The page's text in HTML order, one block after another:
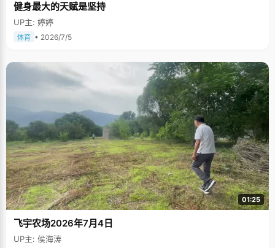
健身最大的天赋是坚持
UP主: 婷婷
体育 • 2026/7/5
01:25
飞宇农场2026年7月4日
UP主: 侯海涛